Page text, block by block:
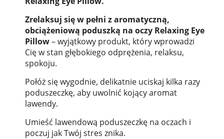
Zrelaksuj się w pełni zaromatyczną,
obciążeniową poduszką na oczy Relaxing Eye
Pillow– wyjątkowy produkt, który wprowadzi
Cię w stan głębokiego odprężenia, relaksu,
spokoju.
Połóż się wygodnie, delikatnie uciskaj kilka razy
poduszeczkę, aby uwolnić kojący aromat
lawendy.
Umieść lawendową poduszeczkę na oczach i
poczuj jak Twój stres znika.